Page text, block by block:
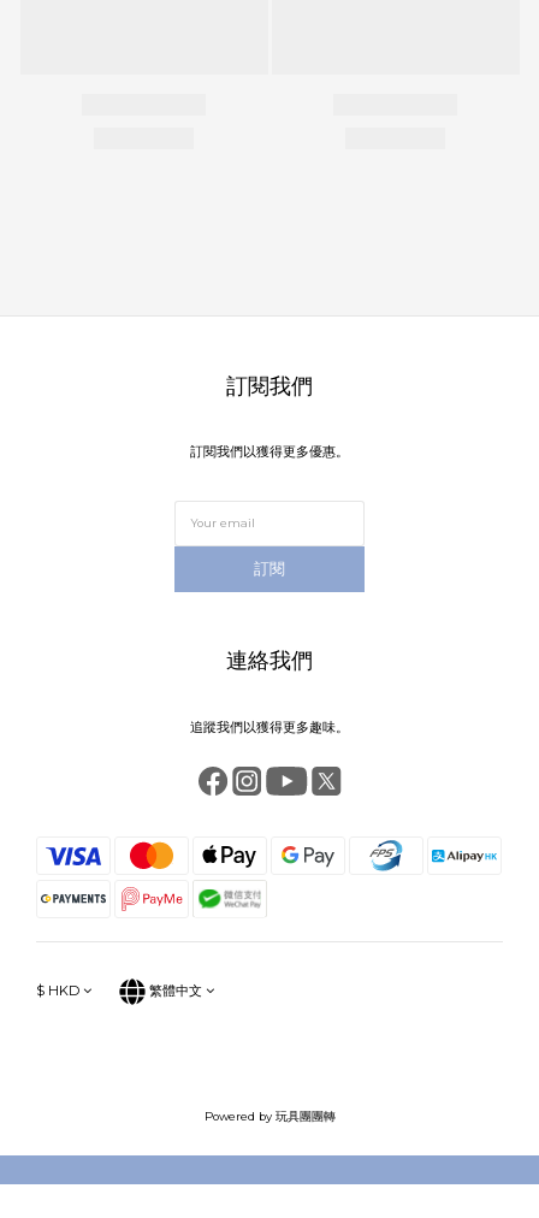
訂閱我們
訂閱我們以獲得更多優惠。
訂閱
連絡我們
追蹤我們以獲得更多趣味。
$ HKD 繁體中文
Powered by 玩具團團轉